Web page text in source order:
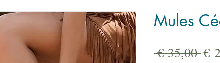
Mules
€ 35,00 €